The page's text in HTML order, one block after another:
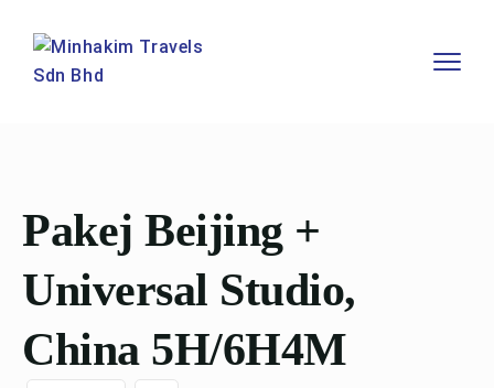
Pakej Beijing +
Universal Studio,
China 5H/6H4M